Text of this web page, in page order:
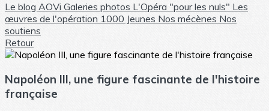
Le blog AOVi Galeries photos L'Opéra "pour les nuls" Les
œuvres de l'opération 1000 Jeunes Nos mécènes Nos
soutiens
Retour
Napoléon III, une figure fascinante de l'histoire
française